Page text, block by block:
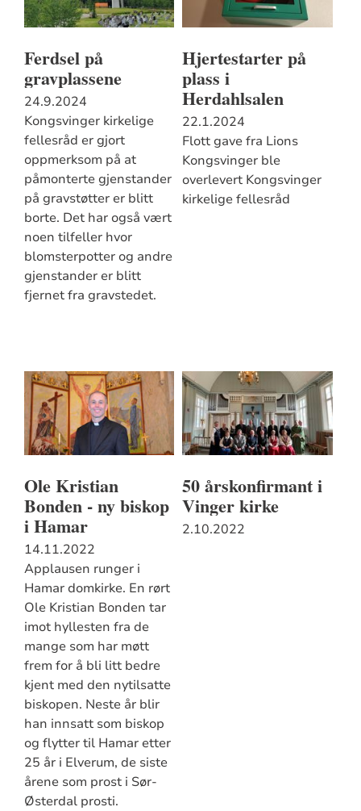
Ferdsel på
gravplassene
24.9.2024
Kongsvinger kirkelige
fellesråd er gjort
oppmerksom på at
påmonterte gjenstander
på gravstøtter er blitt
borte. Det har også vært
noen tilfeller hvor
blomsterpotter og andre
gjenstander er blitt
fjernet fra gravstedet.
Hjertestarter på
plass i
Herdahlsalen
22.1.2024
Flott gave fra Lions
Kongsvinger ble
overlevert Kongsvinger
kirkelige fellesråd
Ole Kristian
Bonden - ny biskop
i Hamar
14.11.2022
Applausen runger i
Hamar domkirke. En rørt
Ole Kristian Bonden tar
imot hyllesten fra de
mange som har møtt
frem for å bli litt bedre
kjent med den nytilsatte
biskopen. Neste år blir
han innsatt som biskop
og flytter til Hamar etter
25 år i Elverum, de siste
årene som prost i Sør-
Østerdal prosti.
50 årskonfirmant i
Vinger kirke
2.10.2022